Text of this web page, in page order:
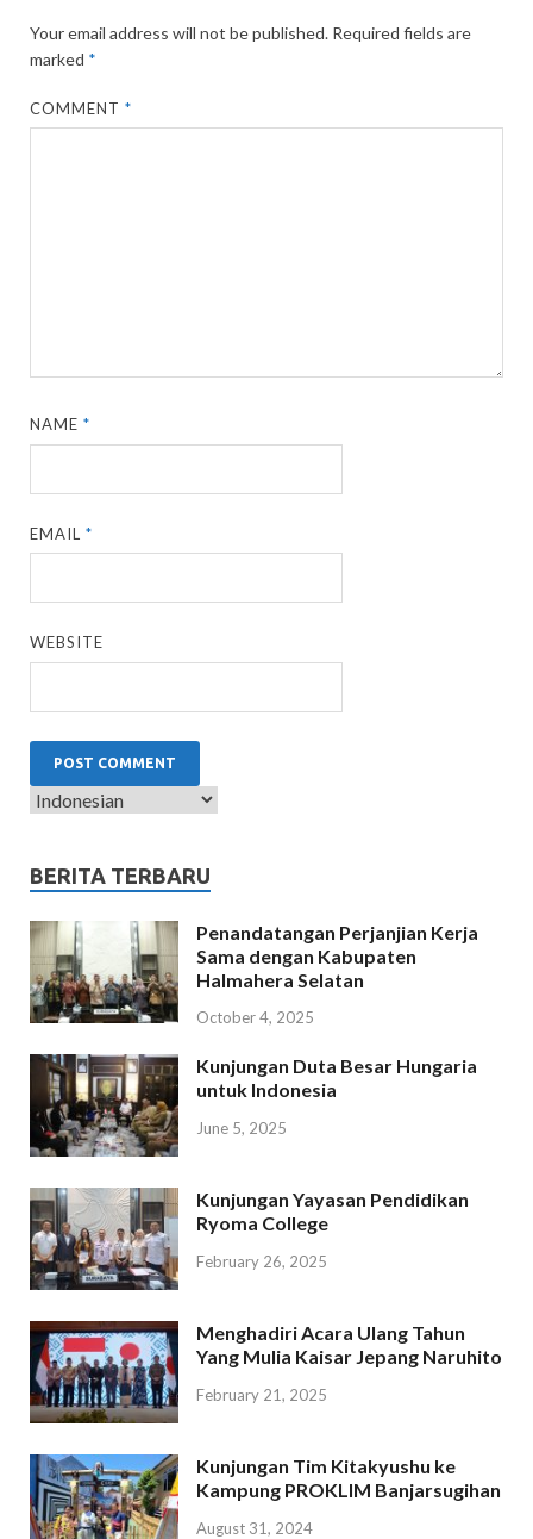
Your email address will not be published. Required fields are
marked *
COMMENT*
NAME*
EMAIL*
WEBSITE
BERITA TERBARU
Penandatangan Perjanjian Kerja
Sama dengan Kabupaten
Halmahera Selatan
October 4, 2025
Kunjungan Duta Besar Hungaria
untuk Indonesia
June 5, 2025
Kunjungan Yayasan Pendidikan
Ryoma College
February 26, 2025
Menghadiri Acara Ulang Tahun
Yang Mulia Kaisar Jepang Naruhito
February 21, 2025
Kunjungan Tim Kitakyushu ke
Kampung PROKLIM Banjarsugihan
August 31, 2024